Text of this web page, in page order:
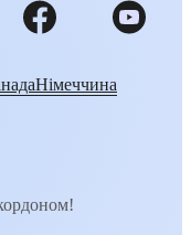
Німеччина